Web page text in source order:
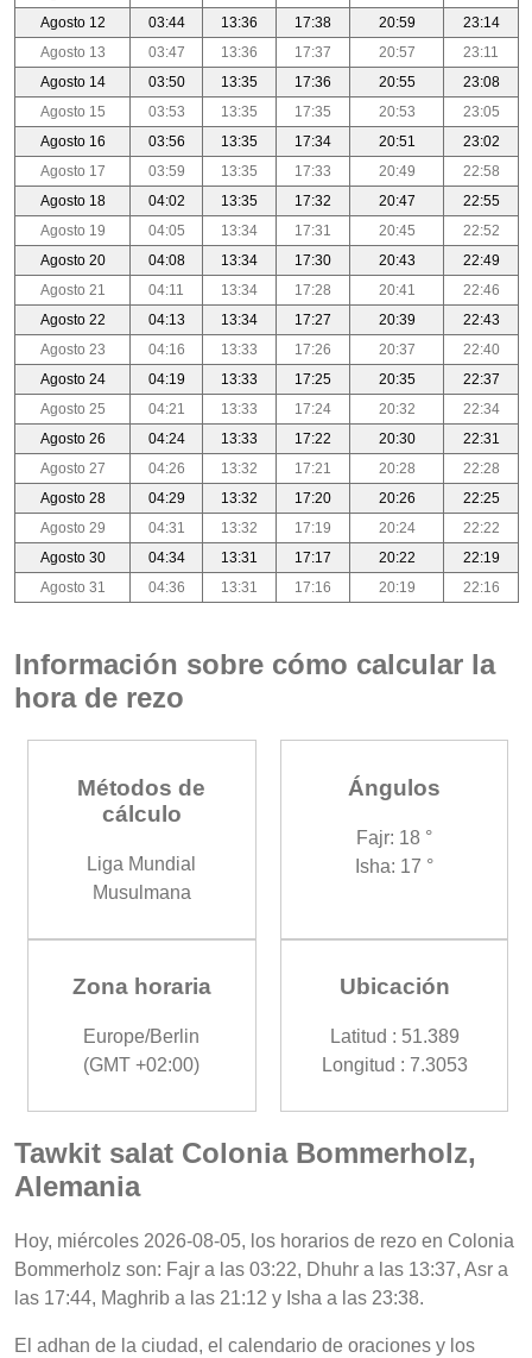
Agosto 12
03:44 13:36 17:38 20:59
23:14
Agosto 13
03:47 13:36 17:37 20:57
23:11
Agosto 14
03:50 13:35 17:36 20:55
23:08
Agosto 15
03:53 13:35 17:35 20:53
23:05
Agosto 16
03:56 13:35 17:34 20:51
23:02
Agosto 17
03:59 13:35 17:33 20:49
22:58
Agosto 18
04:02 13:35 17:32 20:47
22:55
Agosto 19
04:05 13:34 17:31 20:45
22:52
Agosto 20
04:08 13:34 17:30 20:43
22:49
Agosto 21
04:11 13:34 17:28 20:41
22:46
Agosto 22
04:13 13:34 17:27 20:39
22:43
Agosto 23
04:16 13:33 17:26 20:37
22:40
Agosto 24
04:19 13:33 17:25 20:35
22:37
Agosto 25
04:21 13:33 17:24 20:32
22:34
Agosto 26
04:24 13:33 17:22 20:30
22:31
Agosto 27
04:26 13:32 17:21 20:28
22:28
Agosto 28
04:29 13:32 17:20 20:26
22:25
Agosto 29
04:31 13:32 17:19 20:24
22:22
Agosto 30
04:34 13:31 17:17 20:22
22:19
Agosto 31
04:36 13:31 17:16 20:19 22:16
Información sobre cómo calcular la
hora de rezo
Métodos de
cálculo
Liga Mundial
Musulmana
Ángulos
Fajr: 18 °
Isha: 17 °
Zona horaria
Europe/Berlin
(GMT +02:00)
Ubicación
Latitud : 51.389
Longitud : 7.3053
Tawkit salat Colonia Bommerholz,
Alemania
Hoy, miércoles 2026-08-05, los horarios de rezo en Colonia
Bommerholz son: Fajr a las 03:22, Dhuhr a las 13:37, Asr a
las 17:44, Maghrib a las 21:12 y Isha a las 23:38.
El adhan de la ciudad, el calendario de oraciones y los